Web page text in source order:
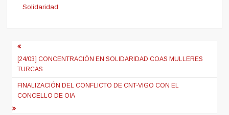
Solidaridad
Navegación
de
entradas
[24/03] CONCENTRACIÓN EN SOLIDARIDAD COAS MULLERES
TURCAS
FINALIZACIÓN DEL CONFLICTO DE CNT-VIGO CON EL
CONCELLO DE OIA